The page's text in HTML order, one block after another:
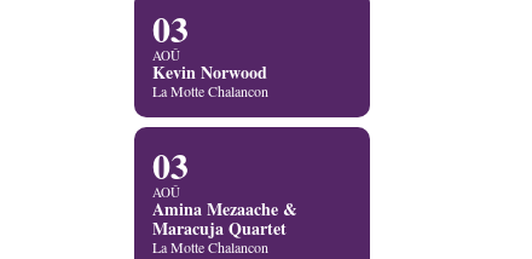
03
AOÛ
Kevin Norwood
La Motte Chalancon
03
AOÛ
Amina Mezaache &
Maracuja Quartet
La Motte Chalancon